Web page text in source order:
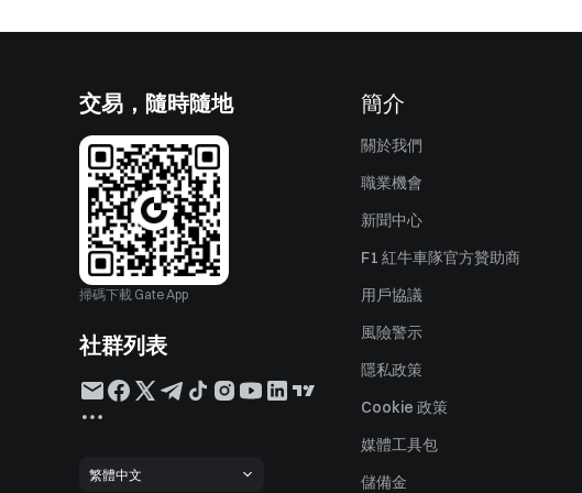
交易，隨時隨地
掃碼下載 Gate App
社群列表
繁體中文
簡介
關於我們
職業機會
新聞中心
F1 紅牛車隊官方贊助商
用戶協議
風險警示
隱私政策
Cookie 政策
媒體工具包
儲備金